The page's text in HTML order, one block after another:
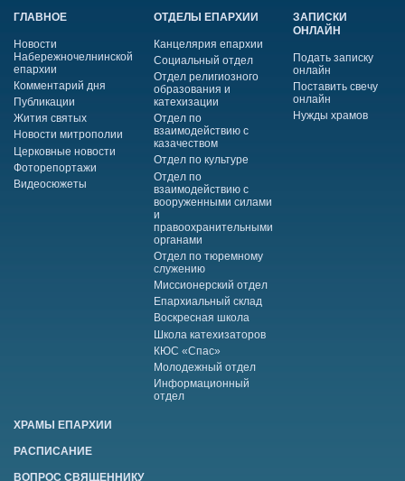
ГЛАВНОЕ
Новости
Набережночелнинской
епархии
Комментарий дня
Публикации
Жития святых
Новости митрополии
Церковные новости
Фоторепортажи
Видеосюжеты
ОТДЕЛЫ ЕПАРХИИ
Канцелярия епархии
Социальный отдел
Отдел религиозного
образования и
катехизации
Отдел по
взаимодействию с
казачеством
Отдел по культуре
Отдел по
взаимодействию с
вооруженными силами
и
правоохранительными
органами
Отдел по тюремному
служению
Миссионерский отдел
Епархиальный склад
Воскресная школа
Школа катехизаторов
КЮС «Спас»
Молодежный отдел
Информационный
отдел
ЗАПИСКИ
ОНЛАЙН
Подать записку
онлайн
Поставить свечу
онлайн
Нужды храмов
ХРАМЫ ЕПАРХИИ
РАСПИСАНИЕ
ВОПРОС СВЯЩЕННИКУ